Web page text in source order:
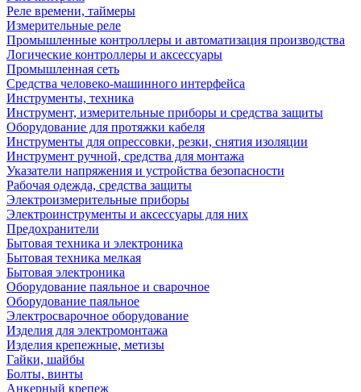
Реле времени, таймеры
Измерительные реле
Промышленные контроллеры и автоматизация производства
Логические контроллеры и аксессуары
Промышленная сеть
Средства человеко-машинного интерфейса
Инструменты, техника
Инструмент, измерительные приборы и средства защиты
Оборудование для протяжки кабеля
Инструменты для опрессовки, резки, снятия изоляции
Инструмент ручной, средства для монтажа
Указатели напряжения и устройства безопасности
Рабочая одежда, средства защиты
Электроизмерительные приборы
Электроинструменты и аксессуары для них
Предохранители
Бытовая техника и электроника
Бытовая техника мелкая
Бытовая электроника
Оборудование паяльное и сварочное
Оборудование паяльное
Электросварочное оборудование
Изделия для электромонтажа
Изделия крепежные, метизы
Гайки, шайбы
Болты, винты
Анкерный крепеж